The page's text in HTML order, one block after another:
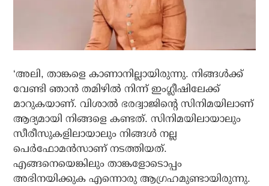
‘അലി, താങ്കളെ കാണാനില്ലായിരുന്നു. നിങ്ങള്‍ക്ക്
വേണ്ടി ഞാന്‍ തമിഴില്‍ നിന്ന് ഇംഗ്ലീഷിലേക്ക്
മാറുകയാണ്. വിശാല്‍ ഭരദ്വാജിന്റെ സിനിമയിലാണ്
ആദ്യമായി നിങ്ങളെ കണ്ടത്. സിനിമയിലായാലും
സീരീസുകളിലായാലും നിങ്ങള്‍ നല്ല
പെര്‍ഫോമന്‍സാണ് നടത്തിയത്.
എങ്ങനെയെങ്കിലും താങ്കളോടൊപ്പം
അഭിനയിക്കുക എന്നൊരു ആഗ്രഹമുണ്ടായിരുന്നു.